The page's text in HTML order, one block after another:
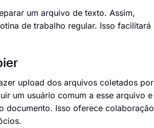
um arquivo de texto. Assim,
de trabalho regular. Isso facilitará
upload dos arquivos coletados por
um usuário comum a esse arquivo e
documento. Isso oferece colaboração